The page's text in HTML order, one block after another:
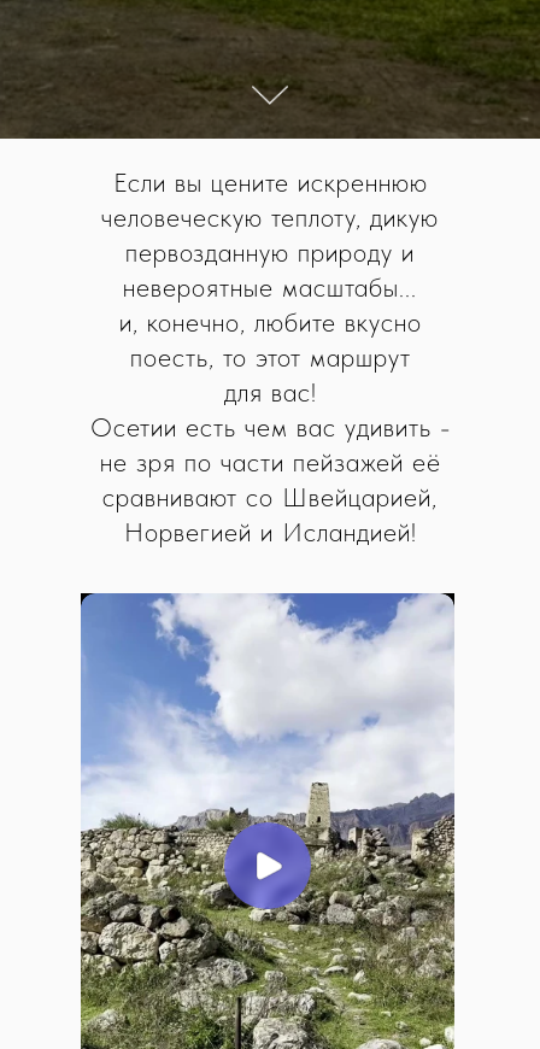
Если вы цените искреннюю
человеческую теплоту, дикую
первозданную природу и
невероятные масштабы...
и, конечно, любите вкусно
поесть, то этот маршрут
для вас!
Осетии есть чем вас удивить -
не зря по части пейзажей её
сравнивают со Швейцарией,
Норвегией и Исландией!